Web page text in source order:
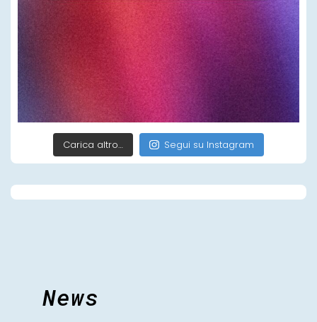
Carica altro… Segui su Instagram
News